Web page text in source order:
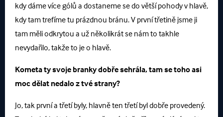
kdy dáme více gólů a dostaneme se do větší pohody v hlavě,
kdy tam trefíme tu prázdnou bránu. V první třetině jsme ji
tam měli odkrytou a už několikrát se nám to takhle
nevydařilo, takže to je o hlavě.
Kometa ty svoje branky dobře sehrála, tam se toho asi
moc dělat nedalo z tvé strany?
Jo, tak první a třetí byly, hlavně ten třetí byl dobře provedený.